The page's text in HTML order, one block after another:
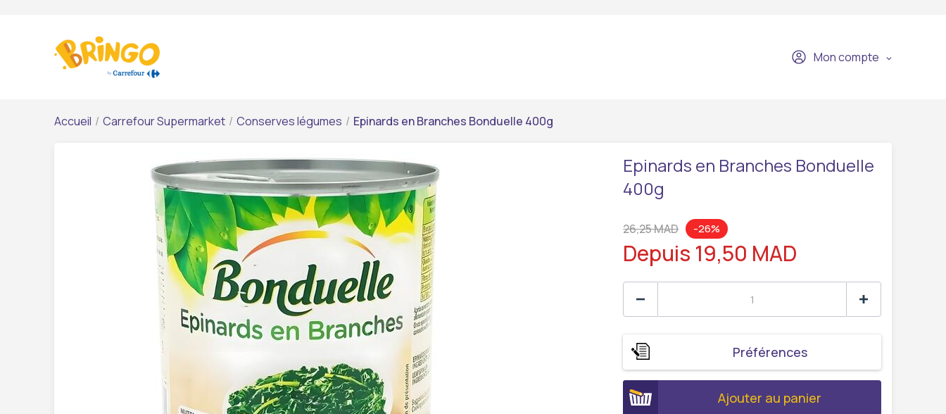
Mon compte
Accueil / Carrefour Supermarket / Conserves légumes / Epinards en Branches Bonduelle 400g
Epinards en Branches Bonduelle
400g
26,25 MAD -26%
Depuis 19,50 MAD
Préférences
Ajouter au panier